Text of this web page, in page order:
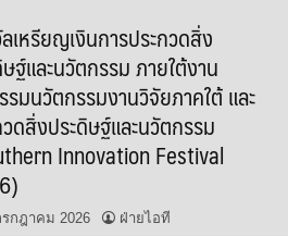
เหรียญเงินการประกวดสิ่ง
ฐ์และนวัตกรรม ภายใต้งาน
มนวัตกรรมงานวิจัยภาคใต้ และ
ดสิ่งประดิษฐ์และนวัตกรรม
Innovation Festival
รกฎาคม 2026 ฝ่ายไอที